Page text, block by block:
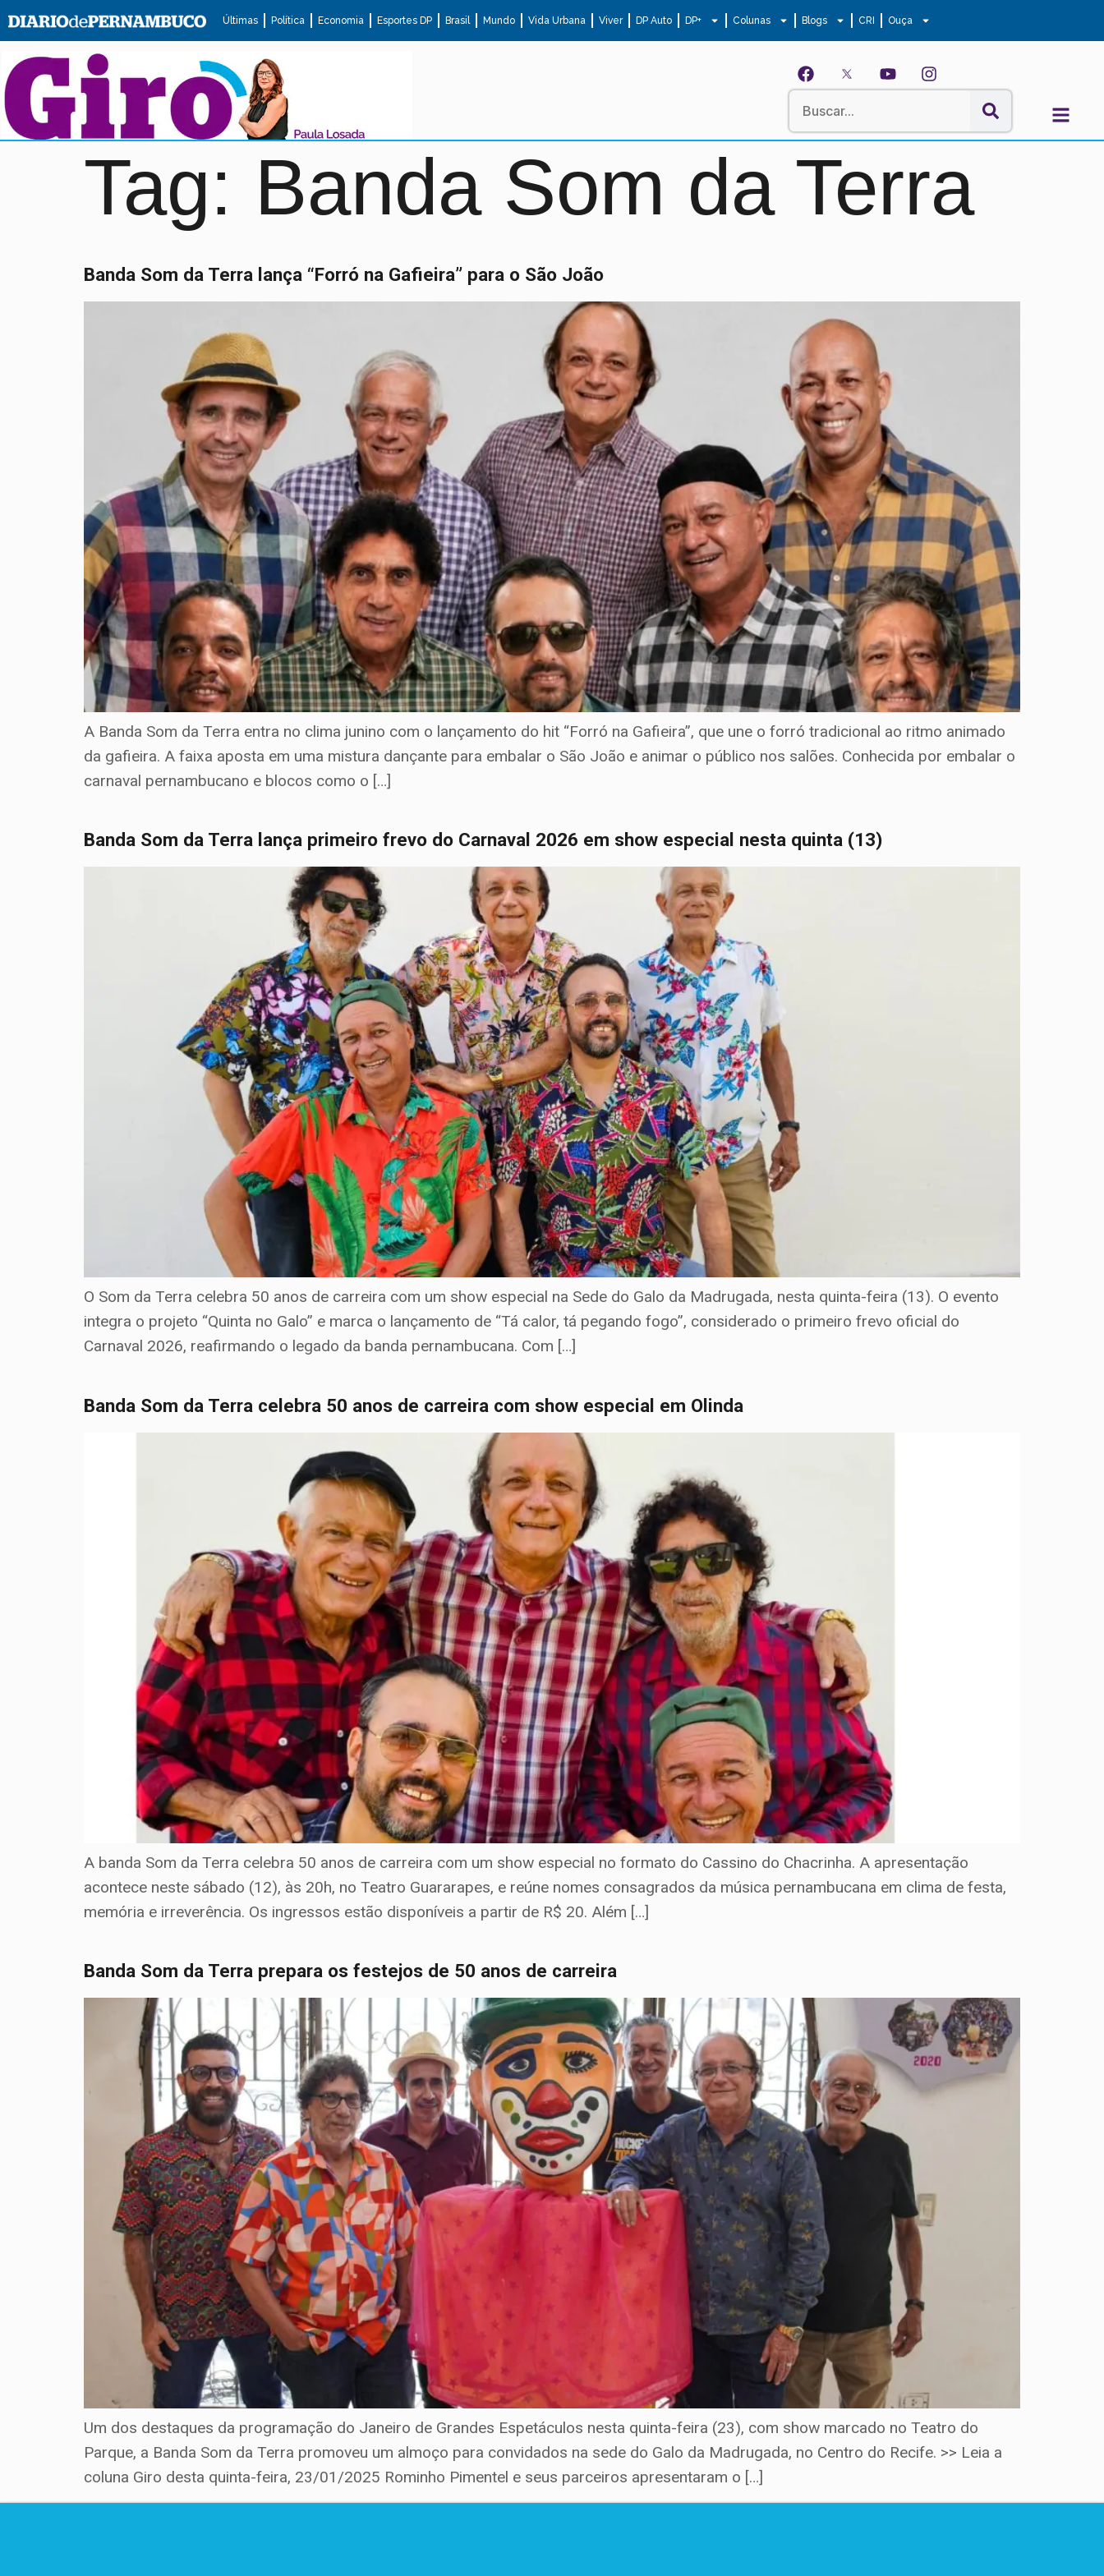
Últimas Política Economia Esportes DP Brasil Mundo Vida Urbana Viver DP Auto DP+ Colunas Blogs CRI Ouça
Tag: Banda Som da Terra
Banda Som da Terra lança “Forró na Gafieira” para o São João
A Banda Som da Terra entra no clima junino com o lançamento do hit “Forró na Gafieira”, que une o forró tradicional ao ritmo animado
da gafieira. A faixa aposta em uma mistura dançante para embalar o São João e animar o público nos salões. Conhecida por embalar o
carnaval pernambucano e blocos como o […]
Banda Som da Terra lança primeiro frevo do Carnaval 2026 em show especial nesta quinta (13)
O Som da Terra celebra 50 anos de carreira com um show especial na Sede do Galo da Madrugada, nesta quinta-feira (13). O evento
integra o projeto “Quinta no Galo” e marca o lançamento de “Tá calor, tá pegando fogo”, considerado o primeiro frevo oficial do
Carnaval 2026, reafirmando o legado da banda pernambucana. Com […]
Banda Som da Terra celebra 50 anos de carreira com show especial em Olinda
A banda Som da Terra celebra 50 anos de carreira com um show especial no formato do Cassino do Chacrinha. A apresentação
acontece neste sábado (12), às 20h, no Teatro Guararapes, e reúne nomes consagrados da música pernambucana em clima de festa,
memória e irreverência. Os ingressos estão disponíveis a partir de R$ 20. Além […]
Banda Som da Terra prepara os festejos de 50 anos de carreira
Um dos destaques da programação do Janeiro de Grandes Espetáculos nesta quinta-feira (23), com show marcado no Teatro do
Parque, a Banda Som da Terra promoveu um almoço para convidados na sede do Galo da Madrugada, no Centro do Recife. >> Leia a
coluna Giro desta quinta-feira, 23/01/2025 Rominho Pimentel e seus parceiros apresentaram o […]